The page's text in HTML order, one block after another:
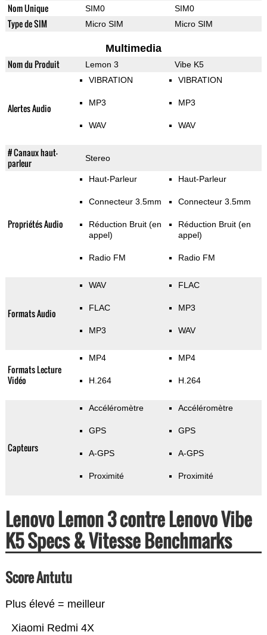
Nom Unique SIM0 SIM0
Type de SIM Micro SIM Micro SIM
Multimedia
Nom du Produit Lemon 3 Vibe K5
Alertes Audio
VIBRATION
MP3
WAV
VIBRATION
MP3
WAV
# Canaux haut-
parleur
Stereo
Propriétés Audio
Haut-Parleur
Connecteur 3.5mm
Réduction Bruit (en
appel)
Radio FM
Haut-Parleur
Connecteur 3.5mm
Réduction Bruit (en
appel)
Radio FM
Formats Audio
WAV
FLAC
MP3
FLAC
MP3
WAV
Formats Lecture
Vidéo
MP4
H.264
MP4
H.264
Capteurs
Accéléromètre
GPS
A-GPS
Proximité
Accéléromètre
GPS
A-GPS
Proximité
Lenovo Lemon 3 contre Lenovo Vibe
K5 Specs & Vitesse Benchmarks
Score Antutu
Plus élevé = meilleur
Xiaomi Redmi 4X